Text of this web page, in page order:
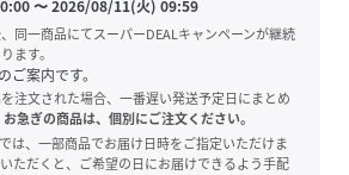
〜2026/08/11(火) 09:59
同一商品にてスーパーDEALキャンペーンが継続
ます。
ご案内です。
注文された場合、一番遅い発送予定日にまとめ
お急ぎの商品は、個別にご注文ください。
は、一部商品でお届け日時をご指定いただけま
ただくと、ご希望の日にお届けできるよう手配